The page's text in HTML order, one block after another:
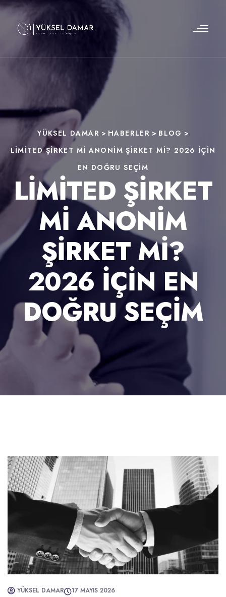
YÜKSEL DAMAR > HABERLER > BLOG >
LIMITED ŞIRKET MI ANONIM ŞIRKET MI? 2026 İÇIN
EN DOĞRU SEÇIM
LIMITED ŞIRKET
MI ANONIM
ŞIRKET MI?
2026 İÇIN EN
DOĞRU SEÇIM
YÜKSEL DAMAR 17 MAYIS 2026